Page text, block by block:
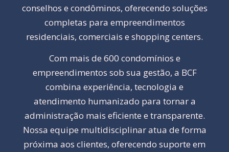
conselhos e condôminos, oferecendo soluções
completas para empreendimentos
residenciais, comerciais e shopping centers.
Com mais de 600 condomínios e
empreendimentos sob sua gestão, a BCF
combina experiência, tecnologia e
atendimento humanizado para tornar a
administração mais eficiente e transparente.
Nossa equipe multidisciplinar atua de forma
próxima aos clientes, oferecendo suporte em